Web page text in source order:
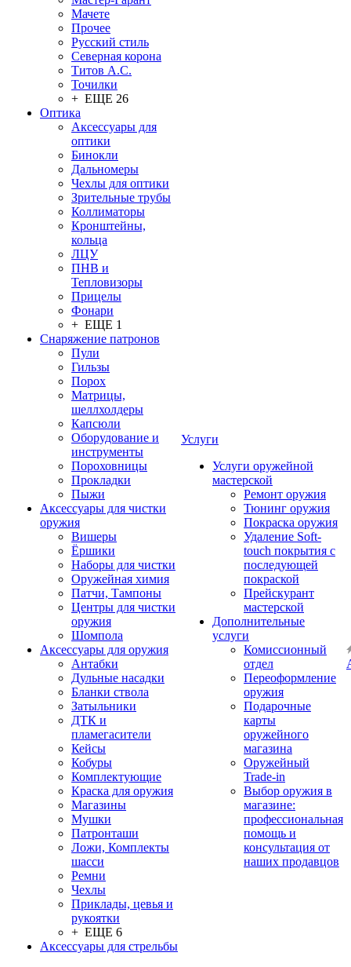
Мачете
Прочее
Русский стиль
Северная корона
Титов А.С.
Точилки
+ ЕЩЕ 26
Оптика
Аксессуары для
оптики
Бинокли
Дальномеры
Чехлы для оптики
Зрительные трубы
Коллиматоры
Кронштейны,
кольца
ЛЦУ
ПНВ и
Тепловизоры
Прицелы
Фонари
+ ЕЩЕ 1
Снаряжение патронов
Пули
Гильзы
Порох
Матрицы,
шеллхолдеры
Капсюли
Оборудование и
инструменты
Пороховницы
Прокладки
Пыжи
Аксессуары для чистки
оружия
Вишеры
Ёршики
Наборы для чистки
Оружейная химия
Патчи, Тампоны
Центры для чистки
оружия
Шомпола
Аксессуары для оружия
Антабки
Дульные насадки
Бланки ствола
Затыльники
ДТК и
пламегасители
Кейсы
Кобуры
Комплектующие
Краска для оружия
Магазины
Мушки
Патронташи
Ложи, Комплекты
шасси
Ремни
Чехлы
Приклады, цевья и
рукоятки
+ ЕЩЕ 6
Аксессуары для стрельбы
Услуги
Услуги оружейной
мастерской
Ремонт оружия
Тюнинг оружия
Покраска оружия
Удаление Soft-
touch покрытия с
последующей
покраской
Прейскурант
мастерской
Дополнительные
услуги
Комиссионный
отдел
Переоформление
оружия
Подарочные
карты
оружейного
магазина
Оружейный
Trade-in
Выбор оружия в
магазине:
профессиональная
помощь и
консультация от
наших продавцов